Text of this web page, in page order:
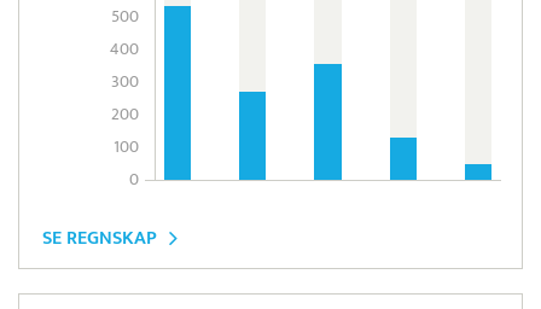
500
400
300
200
100
0
SE REGNSKAP